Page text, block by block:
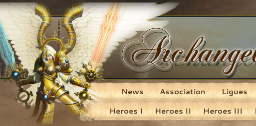
Heroes I Heroes II Heroes III
News Association Ligues